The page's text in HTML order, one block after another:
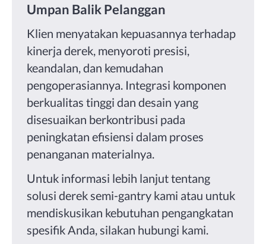
Umpan Balik Pelanggan
Klien menyatakan kepuasannya terhadap
kinerja derek, menyoroti presisi,
keandalan, dan kemudahan
pengoperasiannya. Integrasi komponen
berkualitas tinggi dan desain yang
disesuaikan berkontribusi pada
peningkatan efisiensi dalam proses
penanganan materialnya.
Untuk informasi lebih lanjut tentang
solusi derek semi-gantry kami atau untuk
mendiskusikan kebutuhan pengangkatan
spesifik Anda, silakan hubungi kami.